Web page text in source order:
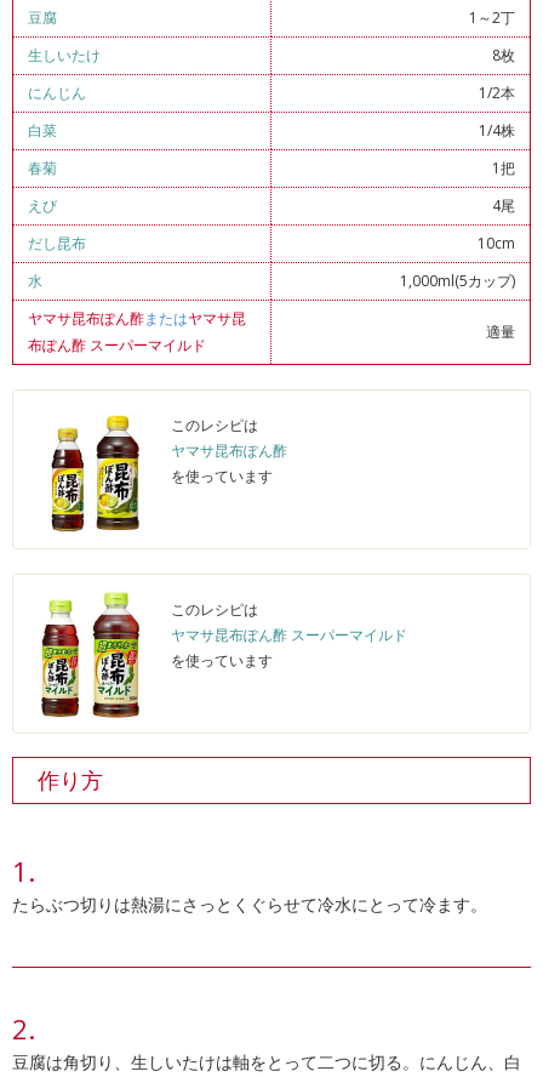
豆腐
1～2丁
生しいたけ
8枚
にんじん
1/2本
白菜
1/4株
春菊
1把
えび
4尾
だし昆布
10cm
水
1,000ml(5カップ)
ヤマサ昆布ぽん酢またはヤマサ昆
布ぽん酢 スーパーマイルド
適量
このレシピは
ヤマサ昆布ぽん酢
を使っています
このレシピは
ヤマサ昆布ぽん酢 スーパーマイルド
を使っています
作り方
たらぶつ切りは熱湯にさっとくぐらせて冷水にとって冷ます。
豆腐は角切り、生しいたけは軸をとって二つに切る。にんじん、白